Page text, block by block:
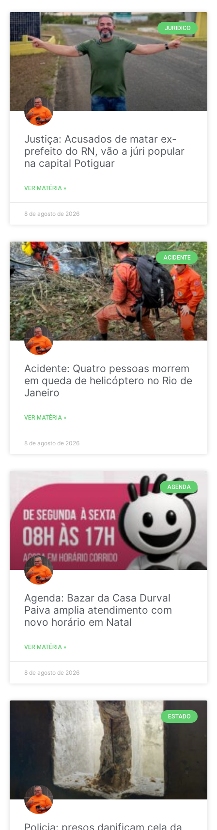
JURIDICO
Justiça: Acusados de matar ex-
prefeito do RN, vão a júri popular
na capital Potiguar
VER MATÉRIA »
8 de agosto de 2026
ACIDENTE
Acidente: Quatro pessoas morrem
em queda de helicóptero no Rio de
Janeiro
VER MATÉRIA »
8 de agosto de 2026
AGENDA
Agenda: Bazar da Casa Durval
Paiva amplia atendimento com
novo horário em Natal
VER MATÉRIA »
8 de agosto de 2026
ESTADO
Policia: presos danificam cela da